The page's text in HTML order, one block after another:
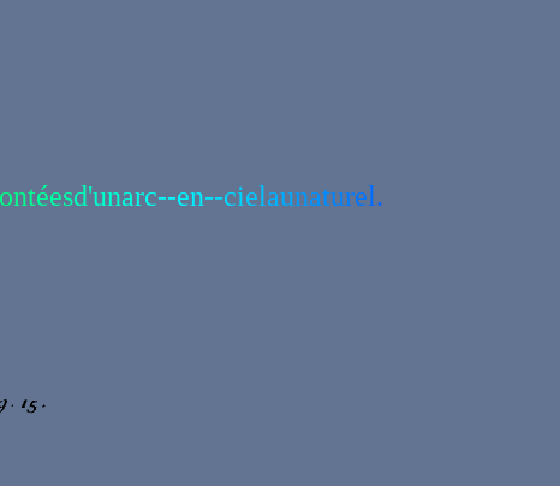
ontéesd'unarc--en--cielaunaturel.